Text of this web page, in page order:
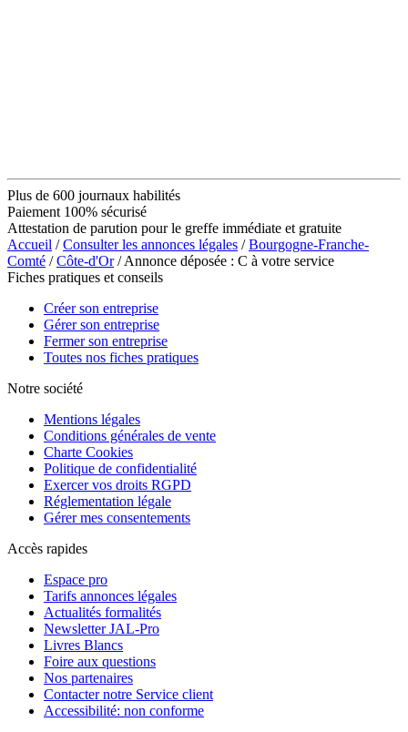
Plus de 600 journaux habilités
Paiement 100% sécurisé
Attestation de parution pour le greffe immédiate et gratuite
Accueil /Consulter les annonces légales /Bourgogne-Franche-
Comté /Côte-d'Or/ Annonce déposée : C à votre service
Fiches pratiques et conseils
Créer son entreprise
Gérer son entreprise
Fermer son entreprise
Toutes nos fiches pratiques
Notre société
Mentions légales
Conditions générales de vente
Charte Cookies
Politique de confidentialité
Exercer vos droits RGPD
Réglementation légale
Gérer mes consentements
Accès rapides
Espace pro
Tarifs annonces légales
Actualités formalités
Newsletter JAL-Pro
Livres Blancs
Foire aux questions
Nos partenaires
Contacter notre Service client
Accessibilité: non conforme